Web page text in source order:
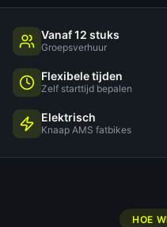
Vanaf 12 stuks
Groepsverhuur
Flexibele tijden
Zelf starttijd bepalen
Elektrisch
Knaap AMS fatbikes
HOE